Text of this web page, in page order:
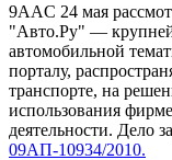
9AAC 24 мая
"Авто.Ру" —
автомобильной
порталу,
транспорте, на
использования
деятельности. Дело
09АП-10934/2010.